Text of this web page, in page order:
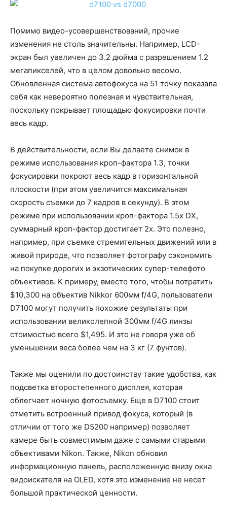
Помимо видео-усовершенствований, прочие
изменения не столь значительны. Например, LCD-
экран был увеличен до 3.2 дюйма с разрешением 1.2
мегапикселей, что в целом довольно весомо.
Обновленная система автофокуса на 51 точку показала
себя как невероятно полезная и чувствительная,
поскольку покрывает площадью фокусировки почти
весь кадр.
В действительности, если Вы делаете снимок в
режиме использования кроп-фактора 1.3, точки
фокусировки покроют весь кадр в горизонтальной
плоскости (при этом увеличится максимальная
скорость съемки до 7 кадров в секунду). В этом
режиме при использовании кроп-фактора 1.5x DX,
суммарный кроп-фактор достигает 2x. Это полезно,
например, при съемке стремительных движений или в
живой природе, что позволяет фотографу сэкономить
на покупке дорогих и экзотических супер-телефото
объективов. К примеру, вместо того, чтобы потратить
$10,300 на объектив Nikkor 600мм f/4G, пользователи
D7100 могут получить похожие результаты при
использовании великолепной 300мм f/4G линзы
стоимостью всего $1,495. И это не говоря уже об
уменьшении веса более чем на 3 кг (7 фунтов).
Также мы оценили по достоинству такие удобства, как
подсветка второстепенного дисплея, которая
облегчает ночную фотосъемку. Еще в D7100 стоит
отметить встроенный привод фокуса, который (в
отличии от того же D5200 например) позволяет
камере быть совместимым даже с самыми старыми
объективами Nikon. Также, Nikon обновил
информационную панель, расположенную внизу окна
видоискателя на OLED, хотя это изменение не несет
большой практической ценности.